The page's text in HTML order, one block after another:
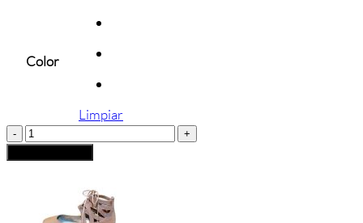
Color
Limpiar
MANOLETINA
CONFETTI
cantidad